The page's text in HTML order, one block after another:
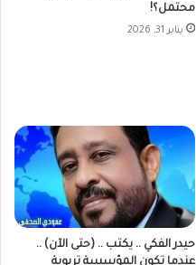
محتمل؟!
يناير 31, 2026
حيدر الفكي .. يكتب .. (حتى الآن) ..
عندما تكون المؤسسة تربوية